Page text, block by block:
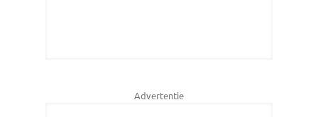
Advertentie